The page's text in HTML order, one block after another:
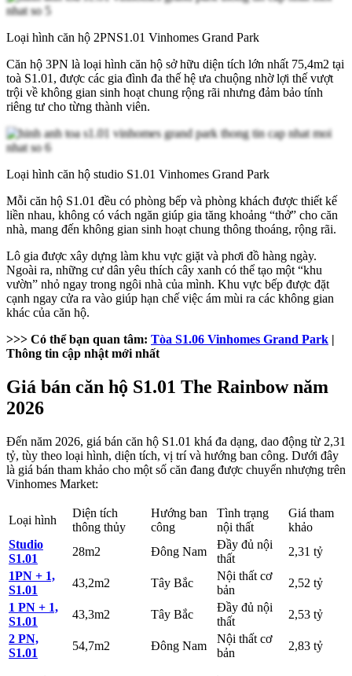
Loại hình căn hộ 2PNS1.01 Vinhomes Grand Park
Căn hộ 3PN là loại hình căn hộ sở hữu diện tích lớn nhất 75,4m2 tại
toà S1.01, được các gia đình đa thế hệ ưa chuộng nhờ lợi thế vượt
trội về không gian sinh hoạt chung rộng rãi nhưng đảm bảo tính
riêng tư cho từng thành viên.
Loại hình căn hộ studio S1.01 Vinhomes Grand Park
Mỗi căn hộ S1.01 đều có phòng bếp và phòng khách được thiết kế
liền nhau, không có vách ngăn giúp gia tăng khoảng “thở” cho căn
nhà, mang đến không gian sinh hoạt chung thông thoáng, rộng rãi.
Lô gia được xây dựng làm khu vực giặt và phơi đồ hàng ngày.
Ngoài ra, những cư dân yêu thích cây xanh có thể tạo một “khu
vườn” nhỏ ngay trong ngôi nhà của mình. Khu vực bếp được đặt
cạnh ngay cửa ra vào giúp hạn chế việc ám mùi ra các không gian
khác của căn hộ.
>>> Có thể bạn quan tâm: Tòa S1.06 Vinhomes Grand Park |
Thông tin cập nhật mới nhất
Giá bán căn hộ S1.01 The Rainbow năm
2026
Đến năm 2026, giá bán căn hộ S1.01 khá đa dạng, dao động từ 2,31
tỷ, tùy theo loại hình, diện tích, vị trí và hướng ban công. Dưới đây
là giá bán tham khảo cho một số căn đang được chuyển nhượng trên
Vinhomes Market:
Loại hình
Diện tích
thông thủy
Hướng ban
công
Tình trạng
nội thất
Giá tham
khảo
Studio
S1.01
28m2 Đông Nam
Đầy đủ nội
thất
2,31 tỷ
1PN + 1,
S1.01
43,2m2 Tây Bắc
Nội thất cơ
bản
2,52 tỷ
1 PN + 1,
S1.01
43,3m2 Tây Bắc
Đầy đủ nội
thất
2,53 tỷ
2 PN,
S1.01
54,7m2 Đông Nam
Nội thất cơ
bản
2,83 tỷ